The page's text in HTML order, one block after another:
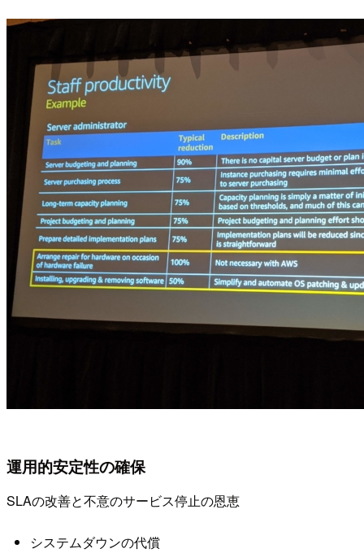
運用的安定性の確保
SLAの改善と不意のサービス停止の恩恵
システムダウンの代償